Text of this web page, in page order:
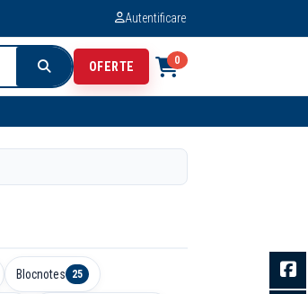
Autentificare
OFERTE 0
Blocnotes 25